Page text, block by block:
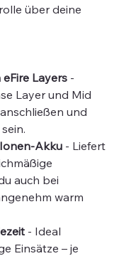
über deine
Layers -
Layer und Mid
und
Akku - Liefert
auch bei
warm
- Ideal
Einsätze – je